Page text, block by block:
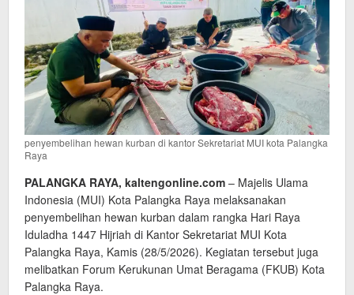
penyembelihan hewan kurban di kantor Sekretariat MUI kota Palangka
Raya
PALANGKA RAYA, kaltengonline.com – Majelis Ulama
Indonesia (MUI) Kota Palangka Raya melaksanakan
penyembelihan hewan kurban dalam rangka Hari Raya
Iduladha 1447 Hijriah di Kantor Sekretariat MUI Kota
Palangka Raya, Kamis (28/5/2026). Kegiatan tersebut juga
melibatkan Forum Kerukunan Umat Beragama (FKUB) Kota
Palangka Raya.